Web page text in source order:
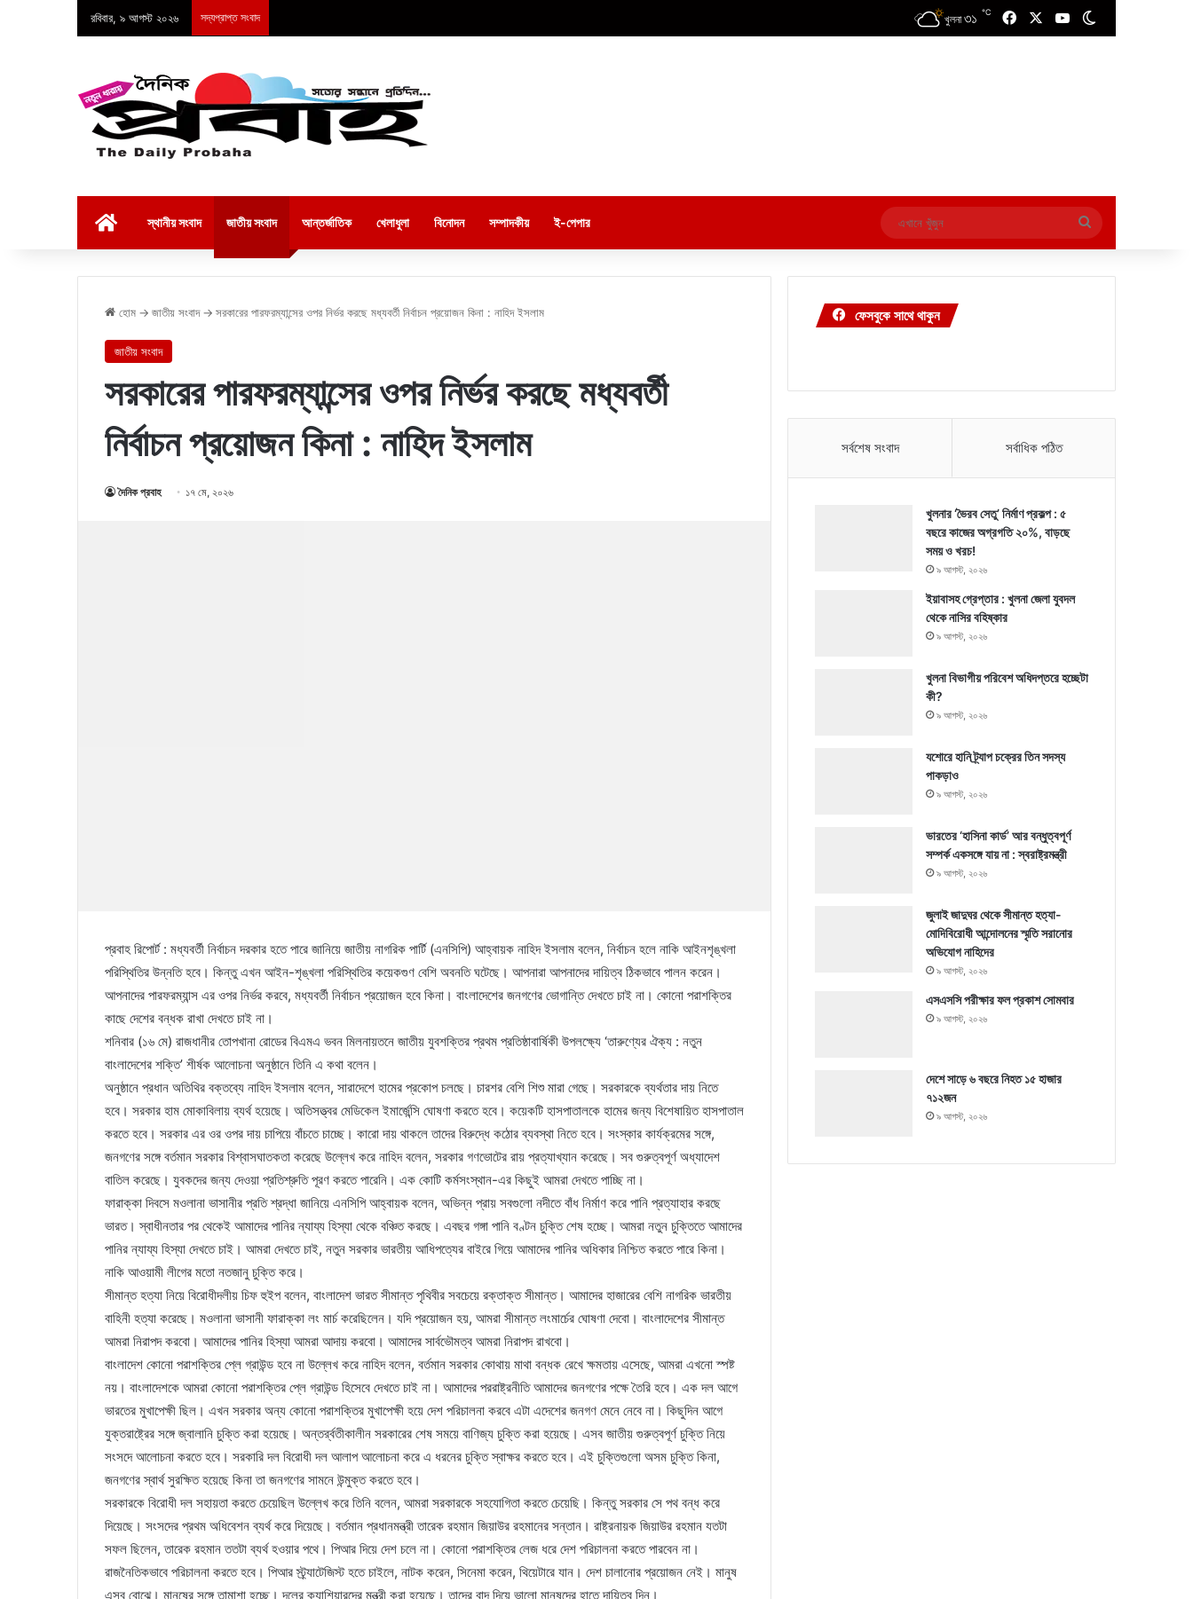
রবিবার, ৯ আগস্ট ২০২৬ সদ্যপ্রাপ্ত সংবাদ খুলনা ৩১ ℃ FacebookYouTube
স্থানীয় সংবাদ জাতীয় সংবাদ আন্তর্জাতিক খেলাধুলা বিনোদন সম্পাদকীয় ই-পেপার
এখানে
খুঁজুন
হোম → জাতীয় সংবাদ → সরকারের পারফরম্যান্সের ওপর নির্ভর করছে মধ্যবর্তী নির্বাচন প্রয়োজন কিনা : নাহিদ ইসলাম
জাতীয় সংবাদ
সরকারের পারফরম্যান্সের ওপর নির্ভর করছে মধ্যবর্তী
নির্বাচন প্রয়োজন কিনা : নাহিদ ইসলাম
দৈনিক প্রবাহ ১৭ মে, ২০২৬
প্রবাহ রিপোর্ট : মধ্যবর্তী নির্বাচন দরকার হতে পারে জানিয়ে জাতীয় নাগরিক পার্টি (এনসিপি) আহ্বায়ক নাহিদ ইসলাম বলেন, নির্বাচন হলে নাকি আইনশৃঙ্খলা
পরিস্থিতির উন্নতি হবে। কিন্তু এখন আইন-শৃঙ্খলা পরিস্থিতির কয়েকগুণ বেশি অবনতি ঘটেছে। আপনারা আপনাদের দায়িত্ব ঠিকভাবে পালন করেন।
আপনাদের পারফরম্যান্স এর ওপর নির্ভর করবে, মধ্যবর্তী নির্বাচন প্রয়োজন হবে কিনা। বাংলাদেশের জনগণের ভোগান্তি দেখতে চাই না। কোনো পরাশক্তির
কাছে দেশের বন্ধক রাখা দেখতে চাই না।
শনিবার (১৬ মে) রাজধানীর তোপখানা রোডের বিএমএ ভবন মিলনায়তনে জাতীয় যুবশক্তির প্রথম প্রতিষ্ঠাবার্ষিকী উপলক্ষ্যে ‘তারুণ্যের ঐক্য : নতুন
বাংলাদেশের শক্তি’ শীর্ষক আলোচনা অনুষ্ঠানে তিনি এ কথা বলেন।
অনুষ্ঠানে প্রধান অতিথির বক্তব্যে নাহিদ ইসলাম বলেন, সারাদেশে হামের প্রকোপ চলছে। চারশর বেশি শিশু মারা গেছে। সরকারকে ব্যর্থতার দায় নিতে
হবে। সরকার হাম মোকাবিলায় ব্যর্থ হয়েছে। অতিসত্ত্বর মেডিকেল ইমার্জেন্সি ঘোষণা করতে হবে। কয়েকটি হাসপাতালকে হামের জন্য বিশেষায়িত হাসপাতাল
করতে হবে। সরকার এর ওর ওপর দায় চাপিয়ে বাঁচতে চাচ্ছে। কারো দায় থাকলে তাদের বিরুদ্ধে কঠোর ব্যবস্থা নিতে হবে। সংস্কার কার্যক্রমের সঙ্গে,
জনগণের সঙ্গে বর্তমান সরকার বিশ্বাসঘাতকতা করেছে উল্লেখ করে নাহিদ বলেন, সরকার গণভোটের রায় প্রত্যাখ্যান করেছে। সব গুরুত্বপূর্ণ অধ্যাদেশ
বাতিল করেছে। যুবকদের জন্য দেওয়া প্রতিশ্রুতি পূরণ করতে পারেনি। এক কোটি কর্মসংস্থান-এর কিছুই আমরা দেখতে পাচ্ছি না।
ফারাক্কা দিবসে মওলানা ভাসানীর প্রতি শ্রদ্ধা জানিয়ে এনসিপি আহ্বায়ক বলেন, অভিন্ন প্রায় সবগুলো নদীতে বাঁধ নির্মাণ করে পানি প্রত্যাহার করছে
ভারত। স্বাধীনতার পর থেকেই আমাদের পানির ন্যায্য হিস্যা থেকে বঞ্চিত করছে। এবছর গঙ্গা পানি বণ্টন চুক্তি শেষ হচ্ছে। আমরা নতুন চুক্তিতে আমাদের
পানির ন্যায্য হিস্যা দেখতে চাই। আমরা দেখতে চাই, নতুন সরকার ভারতীয় আধিপত্যের বাইরে গিয়ে আমাদের পানির অধিকার নিশ্চিত করতে পারে কিনা।
নাকি আওয়ামী লীগের মতো নতজানু চুক্তি করে।
সীমান্ত হত্যা নিয়ে বিরোধীদলীয় চিফ হুইপ বলেন, বাংলাদেশ ভারত সীমান্ত পৃথিবীর সবচেয়ে রক্তাক্ত সীমান্ত। আমাদের হাজারের বেশি নাগরিক ভারতীয়
বাহিনী হত্যা করেছে। মওলানা ভাসানী ফারাক্কা লং মার্চ করেছিলেন। যদি প্রয়োজন হয়, আমরা সীমান্ত লংমার্চের ঘোষণা দেবো। বাংলাদেশের সীমান্ত
আমরা নিরাপদ করবো। আমাদের পানির হিস্যা আমরা আদায় করবো। আমাদের সার্বভৌমত্ব আমরা নিরাপদ রাখবো।
বাংলাদেশ কোনো পরাশক্তির প্লে গ্রাউন্ড হবে না উল্লেখ করে নাহিদ বলেন, বর্তমান সরকার কোথায় মাথা বন্ধক রেখে ক্ষমতায় এসেছে, আমরা এখনো স্পষ্ট
নয়। বাংলাদেশকে আমরা কোনো পরাশক্তির প্লে গ্রাউন্ড হিসেবে দেখতে চাই না। আমাদের পররাষ্ট্রনীতি আমাদের জনগণের পক্ষে তৈরি হবে। এক দল আগে
ভারতের মুখাপেক্ষী ছিল। এখন সরকার অন্য কোনো পরাশক্তির মুখাপেক্ষী হয়ে দেশ পরিচালনা করবে এটা এদেশের জনগণ মেনে নেবে না। কিছুদিন আগে
যুক্তরাষ্ট্রের সঙ্গে জ্বালানি চুক্তি করা হয়েছে। অন্তর্র্বতীকালীন সরকারের শেষ সময়ে বাণিজ্য চুক্তি করা হয়েছে। এসব জাতীয় গুরুত্বপূর্ণ চুক্তি নিয়ে
সংসদে আলোচনা করতে হবে। সরকারি দল বিরোধী দল আলাপ আলোচনা করে এ ধরনের চুক্তি স্বাক্ষর করতে হবে। এই চুক্তিগুলো অসম চুক্তি কিনা,
জনগণের স্বার্থ সুরক্ষিত হয়েছে কিনা তা জনগণের সামনে উন্মুক্ত করতে হবে।
সরকারকে বিরোধী দল সহায়তা করতে চেয়েছিল উল্লেখ করে তিনি বলেন, আমরা সরকারকে সহযোগিতা করতে চেয়েছি। কিন্তু সরকার সে পথ বন্ধ করে
দিয়েছে। সংসদের প্রথম অধিবেশন ব্যর্থ করে দিয়েছে। বর্তমান প্রধানমন্ত্রী তারেক রহমান জিয়াউর রহমানের সন্তান। রাষ্ট্রনায়ক জিয়াউর রহমান যতটা
সফল ছিলেন, তারেক রহমান ততটা ব্যর্থ হওয়ার পথে। পিআর দিয়ে দেশ চলে না। কোনো পরাশক্তির লেজ ধরে দেশ পরিচালনা করতে পারবেন না।
রাজনৈতিকভাবে পরিচালনা করতে হবে। পিআর স্ট্র্যাটেজিস্ট হতে চাইলে, নাটক করেন, সিনেমা করেন, থিয়েটারে যান। দেশ চালানোর প্রয়োজন নেই। মানুষ
এসব বোঝে। মানুষের সঙ্গে তামাশা হচ্ছে। দলের ক্যাশিয়ারদের মন্ত্রী করা হয়েছে। তাদের বাদ দিয়ে ভালো মানুষদের হাতে দায়িত্ব দিন।
ফেসবুকে সাথে থাকুন
সর্বশেষ সংবাদ সর্বাধিক পঠিত
খুলনার ‘ভৈরব সেতু’ নির্মাণ প্রকল্প : ৫
বছরে কাজের অগ্রগতি ২০%, বাড়ছে
সময় ও খরচ!
৯ আগস্ট, ২০২৬
ইয়াবাসহ গ্রেপ্তার : খুলনা জেলা যুবদল
থেকে নাসির বহিষ্কার
৯ আগস্ট, ২০২৬
খুলনা বিভাগীয় পরিবেশ অধিদপ্তরে হচ্ছেটা
কী?
৯ আগস্ট, ২০২৬
যশোরে হানি ট্র্যাপ চক্রের তিন সদস্য
পাকড়াও
৯ আগস্ট, ২০২৬
ভারতের ‘হাসিনা কার্ড’ আর বন্ধুত্বপূর্ণ
সম্পর্ক একসঙ্গে যায় না : স্বরাষ্ট্রমন্ত্রী
৯ আগস্ট, ২০২৬
জুলাই জাদুঘর থেকে সীমান্ত হত্যা-
মোদিবিরোধী আন্দোলনের স্মৃতি সরানোর
অভিযোগ নাহিদের
৯ আগস্ট, ২০২৬
এসএসসি পরীক্ষার ফল প্রকাশ সোমবার
৯ আগস্ট, ২০২৬
দেশে সাড়ে ৬ বছরে নিহত ১৫ হাজার
৭১২জন
৯ আগস্ট, ২০২৬